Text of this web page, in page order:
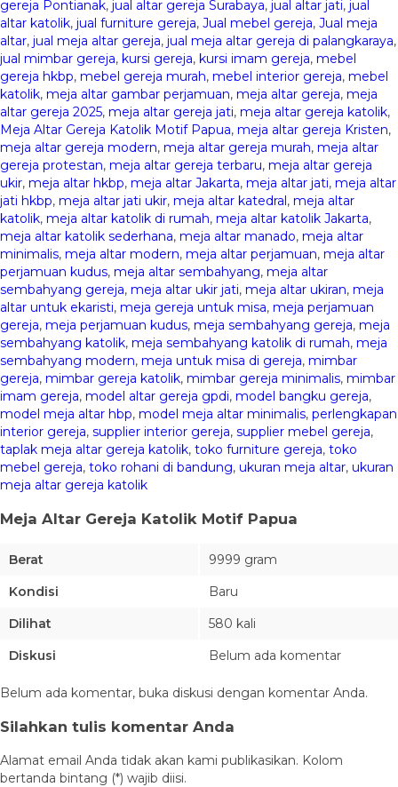
gereja Pontianak, jual altar gereja Surabaya, jual altar jati, jual
altar katolik, jual furniture gereja, Jual mebel gereja, Jual meja
altar, jual meja altar gereja, jual meja altar gereja di palangkaraya,
jual mimbar gereja, kursi gereja, kursi imam gereja, mebel
gereja hkbp, mebel gereja murah, mebel interior gereja, mebel
katolik, meja altar gambar perjamuan, meja altar gereja, meja
altar gereja 2025, meja altar gereja jati, meja altar gereja katolik,
Meja Altar Gereja Katolik Motif Papua, meja altar gereja Kristen,
meja altar gereja modern, meja altar gereja murah, meja altar
gereja protestan, meja altar gereja terbaru, meja altar gereja
ukir, meja altar hkbp, meja altar Jakarta, meja altar jati, meja altar
jati hkbp, meja altar jati ukir, meja altar katedral , meja altar
katolik, meja altar katolik di rumah, meja altar katolik Jakarta,
meja altar katolik sederhana, meja altar manado, meja altar
minimalis, meja altar modern, meja altar perjamuan, meja altar
perjamuan kudus, meja altar sembahyang, meja altar
sembahyang gereja, meja altar ukir jati, meja altar ukiran, meja
altar untuk ekaristi, meja gereja untuk misa, meja perjamuan
gereja, meja perjamuan kudus, meja sembahyang gereja, meja
sembahyang katolik, meja sembahyang katolik di rumah, meja
sembahyang modern, meja untuk misa di gereja, mimbar
gereja, mimbar gereja katolik, mimbar gereja minimalis, mimbar
imam gereja, model altar gereja gpdi, model bangku gereja,
model meja altar hbp, model meja altar minimalis, perlengkapan
interior gereja, supplier interior gereja, supplier mebel gereja,
taplak meja altar gereja katolik, toko furniture gereja, toko
mebel gereja, toko rohani di bandung, ukuran meja altar, ukuran
meja altar gereja katolik
Meja Altar Gereja Katolik Motif Papua
Berat
9999 gram
Kondisi
Baru
Dilihat
580 kali
Diskusi
Belum ada komentar
Belum ada komentar, buka diskusi dengan komentar Anda.
Silahkan tulis komentar Anda
Alamat email Anda tidak akan kami publikasikan. Kolom
bertanda bintang (*) wajib diisi.